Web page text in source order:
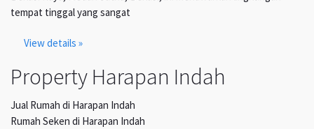
tempat tinggal yang sangat
View details »
Property Harapan Indah
Jual Rumah di Harapan Indah
Rumah Seken di Harapan Indah